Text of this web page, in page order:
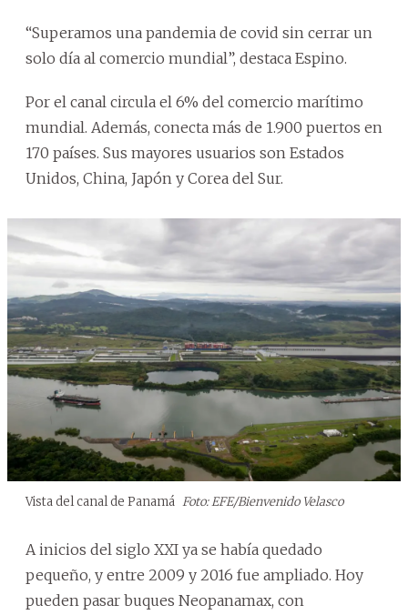
“Superamos una pandemia de covid sin cerrar un
solo día al comercio mundial”, destaca Espino.
Por el canal circula el 6% del comercio marítimo
mundial. Además, conecta más de 1.900 puertos en
170 países. Sus mayores usuarios son Estados
Unidos, China, Japón y Corea del Sur.
Vista del canal de Panamá Foto: EFE/Bienvenido Velasco
A inicios del siglo XXI ya se había quedado
pequeño, y entre 2009 y 2016 fue ampliado. Hoy
pueden pasar buques Neopanamax, con